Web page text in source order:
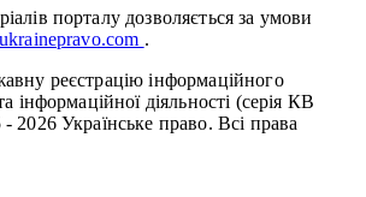
порталу дозволяється за умови
ukrainepravo.com .
реєстрацію інформаційного
інформаційної діяльності (серія КВ
2026 Українське право. Всі права